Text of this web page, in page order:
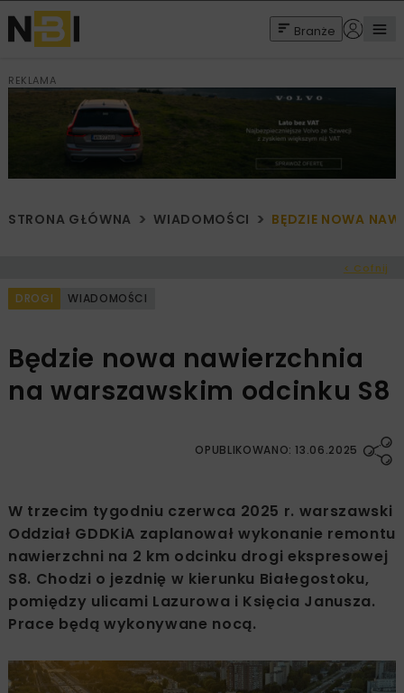
Branże
REKLAMA
STRONA GŁÓWNA WIADOMOŚCI BĘDZIE NOWA
< Cofnij
DROGI WIADOMOŚCI
Będzie nowa nawierzchnia
na warszawskim odcinku S8
OPUBLIKOWANO: 13.06.2025
W trzecim tygodniu czerwca 2025 r. warszawski
Oddział GDDKiA zaplanował wykonanie remontu
nawierzchni na 2 km odcinku drogi ekspresowej
S8. Chodzi o jezdnię w kierunku Białegostoku,
pomiędzy ulicami Lazurowa i Księcia Janusza.
Prace będą wykonywane nocą.